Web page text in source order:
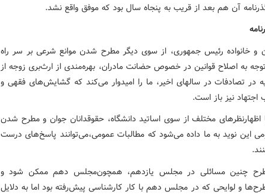
آن هم بعد از قریب به پنجاه سال بود که موفق واقع نشد.
و خانواده رئیس جمهوری، از سوی دیگر مطرح شدن موانع شرعی بر سر راه
به اصلاح قوانین در خصوص حضانت مادران، بهره‌مندی از ارث‌بری زوجه از
در تصادفات در سالهای اخیر، ما را امیدوار می‌کند که گشایش‌های فقهی و
نیز باز است.
مختلف از سوی اساتید دانشگاه، حقوقدانان جوان و مطرح شدن
این نوید به ما داده می‌شود که مطالبات عمومی،می‌توانند پاسخ‌های درست
طرح چنین مسائلی در مجلس یازدهم، همچون‌مجلس دهم ممکن شود و
و لوایحی که در مجلس دهم با کار کارشناسی پیش‌رفته بود اما به دلایل